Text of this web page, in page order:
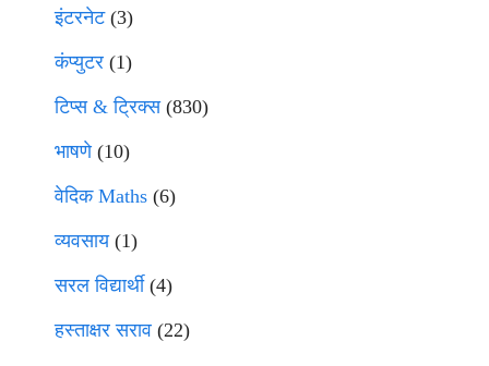
इंटरनेट(3)
कंप्युटर (1)
टिप्स & ट्रिक्स(830)
भाषणे(10)
वेदिक Maths (6)
व्यवसाय(1)
सरल विद्यार्थी(4)
हस्ताक्षर सराव (22)